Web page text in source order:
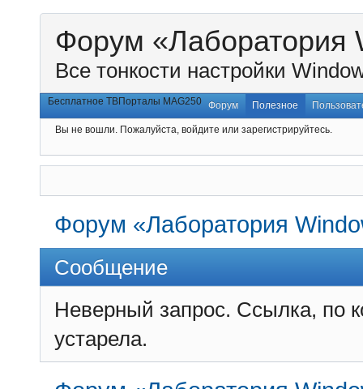
Форум «Лаборатория
Все тонкости настройки
Бесплатное ТВПорталы MAG250 Форум Полезное
Вы не вошли. Пожалуйста, войдите или зарегистрируйтесь.
Форум «Лаборатория
Сообщение
Неверный запрос. Ссылка, по
устарела.